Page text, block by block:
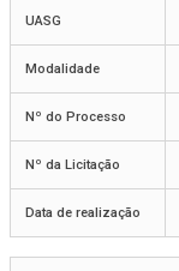
UASG
Modalidade
Nº do Processo
Nº da Licitação
Data de realização